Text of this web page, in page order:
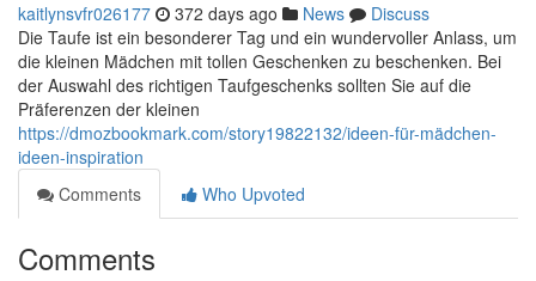
kaitlynsvfr026177 372 days ago News
Discuss
Die Taufe ist ein besonderer Tag und ein wundervoller Anlass, um
die kleinen Mädchen mit tollen Geschenken zu beschenken. Bei
der Auswahl des richtigen Taufgeschenks sollten Sie auf die
Präferenzen der kleinen
https://dmozbookmark.com/story19822132/ideen-für-mädchen-
ideen-inspiration
Comments
Who Upvoted
Comments